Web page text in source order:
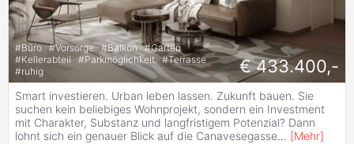
#Büro #Vorsorge #Balkon #Garten
#Kellerabteil #Parkmöglichkeit #Terrasse
#ruhig € 433.400,-
Smart investieren. Urban leben lassen. Zukunft bauen. Sie
suchen kein beliebiges Wohnprojekt, sondern ein Investment
mit Charakter, Substanz und langfristigem Potenzial? Dann
lohnt sich ein genauer Blick auf die Canavesegasse... [Mehr]